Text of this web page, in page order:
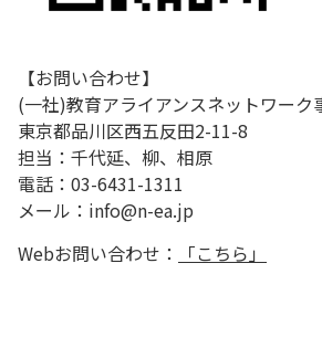
【お問い合わせ】
(一社)教育アライアンスネットワーク
東京都品川区西五反田2-11-8
担当：千代延、柳、相原
電話：03-6431-1311
メール：info@n-ea.jp
Webお問い合わせ：
「こちら」